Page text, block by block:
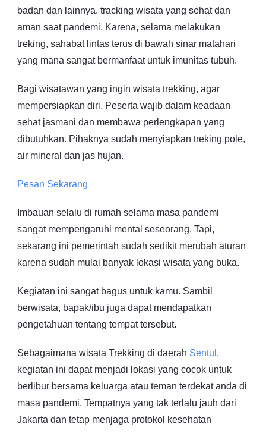
badan dan lainnya. tracking wisata yang sehat dan
aman saat pandemi. Karena, selama melakukan
treking, sahabat lintas terus di bawah sinar matahari
yang mana sangat bermanfaat untuk imunitas tubuh.
Bagi wisatawan yang ingin wisata trekking, agar
mempersiapkan diri. Peserta wajib dalam keadaan
sehat jasmani dan membawa perlengkapan yang
dibutuhkan. Pihaknya sudah menyiapkan treking pole,
air mineral dan jas hujan.
Pesan Sekarang
Imbauan selalu di rumah selama masa pandemi
sangat mempengaruhi mental seseorang. Tapi,
sekarang ini pemerintah sudah sedikit merubah aturan
karena sudah mulai banyak lokasi wisata yang buka.
Kegiatan ini sangat bagus untuk kamu. Sambil
berwisata, bapak/ibu juga dapat mendapatkan
pengetahuan tentang tempat tersebut.
Sebagaimana wisata Trekking di daerah Sentul ,
kegiatan ini dapat menjadi lokasi yang cocok untuk
berlibur bersama keluarga atau teman terdekat anda di
masa pandemi. Tempatnya yang tak terlalu jauh dari
Jakarta dan tetap menjaga protokol kesehatan